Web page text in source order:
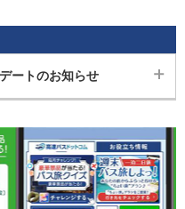
ートのお知らせ
だき、誠にありがとうござ
をアップデートいたしまし